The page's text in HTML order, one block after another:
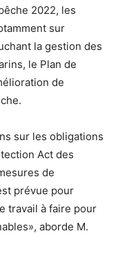
2022, les
sur
la gestion des
le Plan de
de
sur les obligations
Act des
de
prévue pour
travail à faire pour
aborde M.